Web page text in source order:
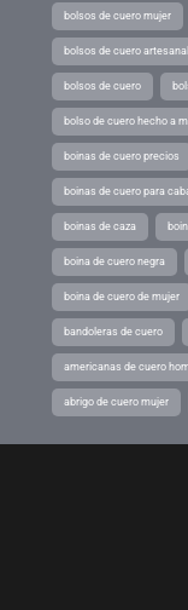
bolsos de cuero mujer
bolsos de cuero
bolsos de cuero
bolso de cuero hecho a
boinas de cuero precios
boinas de cuero para
boinas de caza
boina de cuero negra
boina de cuero de mujer
bandoleras de cuero
americanas de cuero
abrigo de cuero mujer